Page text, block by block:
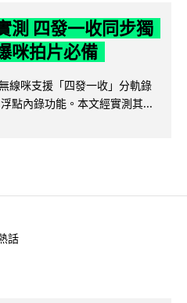
測 四發一收同步獨
咪拍片必備
線咪支援「四發一收」分軌錄
點內錄功能。本文經實測其...
話